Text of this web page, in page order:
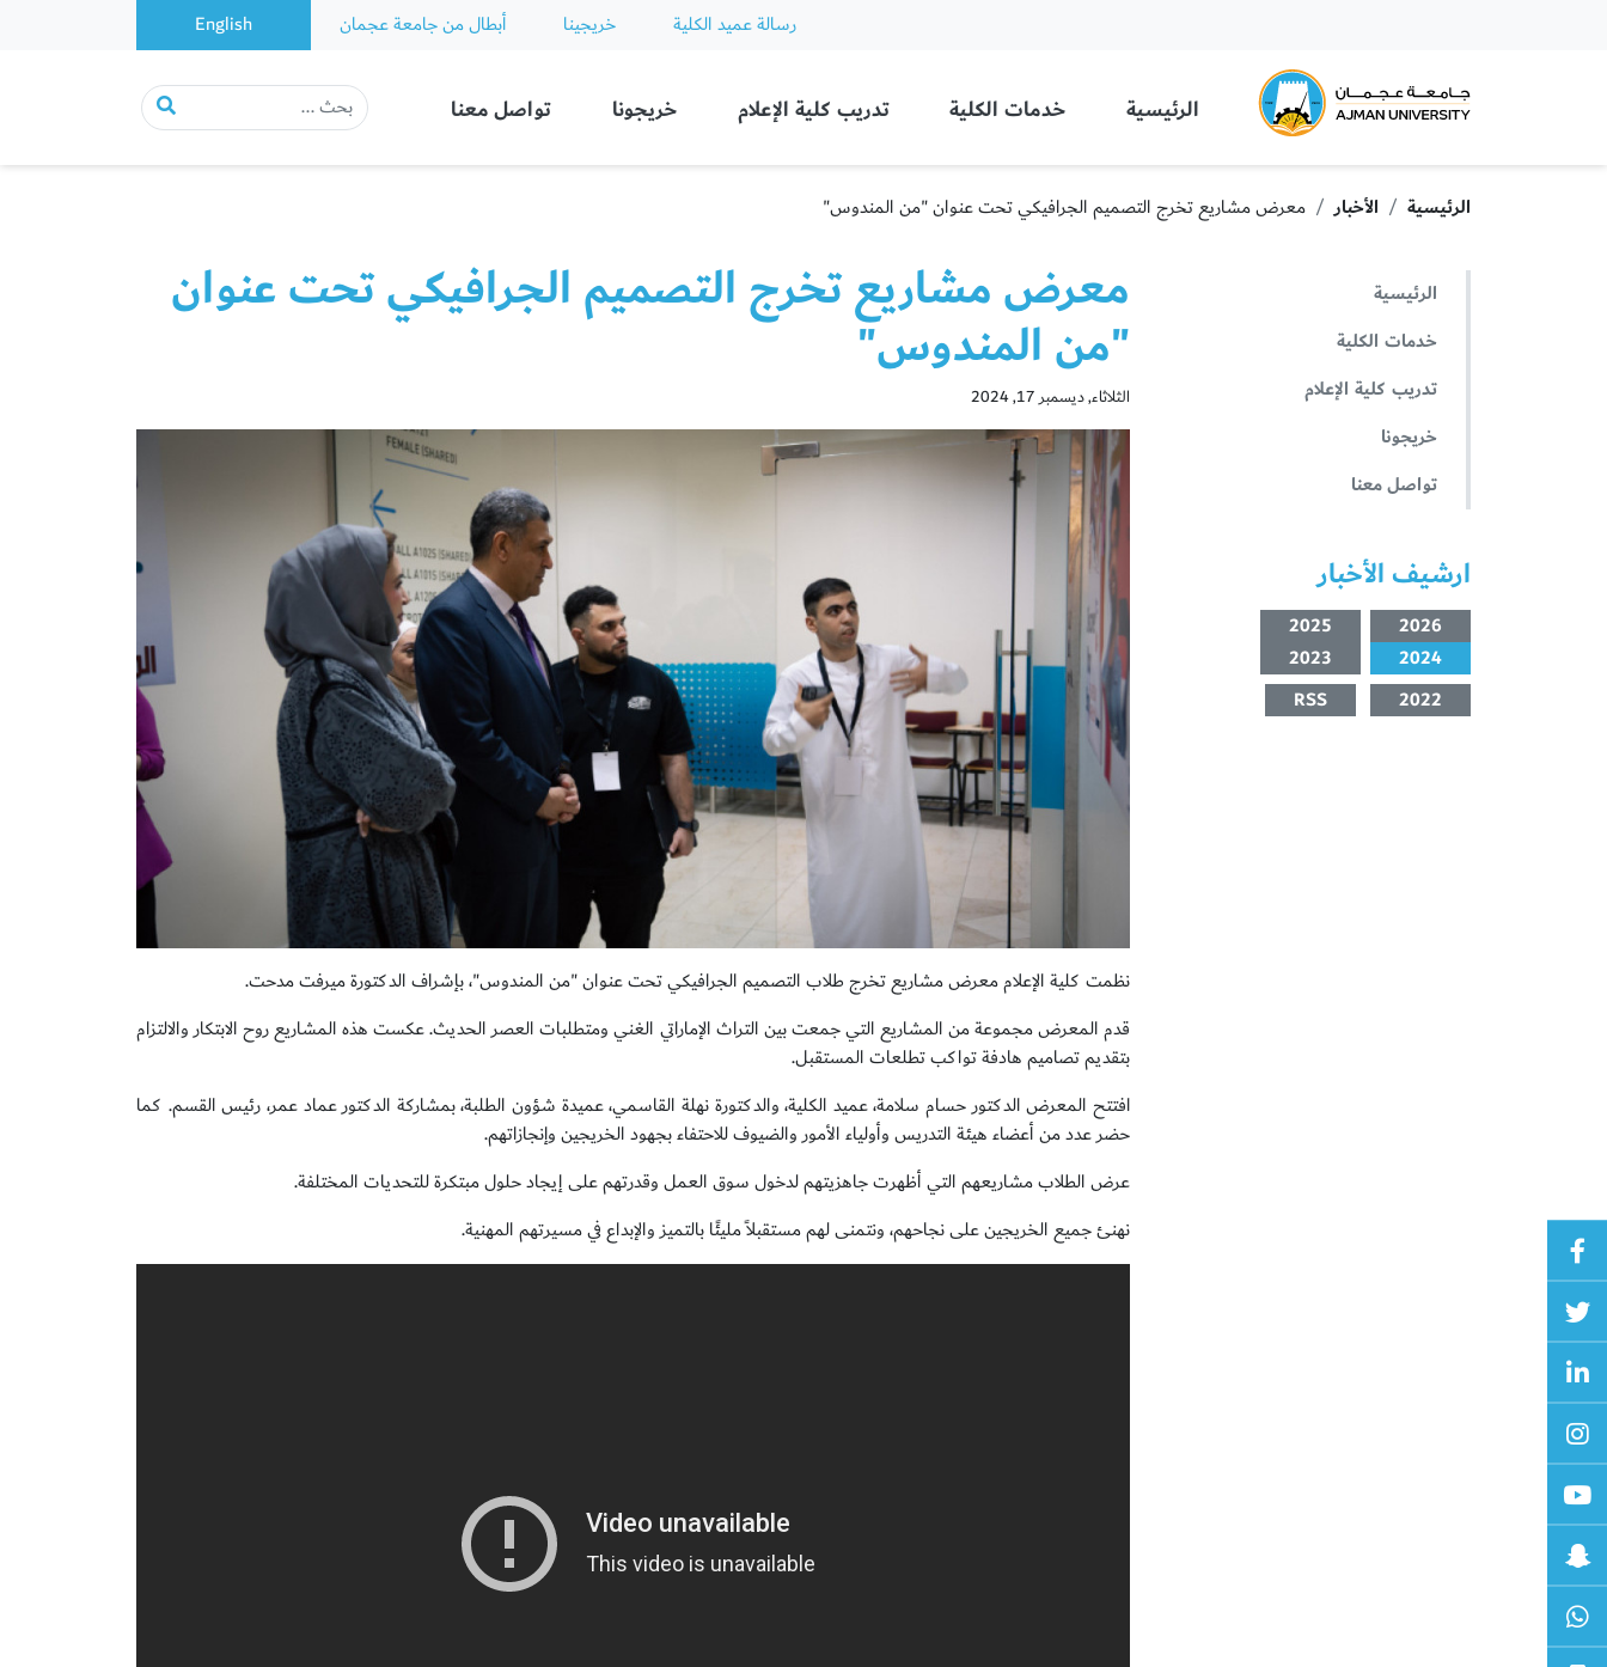
رسالة عميد الكلية خريجينا أبطال من جامعة عجمان English
Ajman University
الرئيسية خدمات الكلية تدريب كلية الإعلام خريجونا تواصل معنا
الرئيسية الأخبار معرض مشاريع تخرج التصميم الجرافيكي تحت عنوان "من المندوس"
الرئيسية
خدمات الكلية
تدريب كلية الإعلام
خريجونا
تواصل معنا
ارشيف الأخبار
2026
2025
2024
2023
2022
RSS
معرض مشاريع تخرج التصميم الجرافيكي تحت عنوان
"من المندوس"
الثلاثاء, ديسمبر 17, 2024
نظمت كلية الإعلام معرض مشاريع تخرج طلاب التصميم الجرافيكي تحت عنوان "من المندوس"، بإشراف الدكتورة ميرفت مدحت.
قدم المعرض مجموعة من المشاريع التي جمعت بين التراث الإماراتي الغني ومتطلبات العصر الحديث. عكست هذه المشاريع روح الابتكار والالتزام
بتقديم تصاميم هادفة تواكب تطلعات المستقبل.
افتتح المعرض الدكتور حسام سلامة، عميد الكلية، والدكتورة نهلة القاسمي، عميدة شؤون الطلبة، بمشاركة الدكتور عماد عمر، رئيس القسم. كما
حضر عدد من أعضاء هيئة التدريس وأولياء الأمور والضيوف للاحتفاء بجهود الخريجين وإنجازاتهم.
عرض الطلاب مشاريعهم التي أظهرت جاهزيتهم لدخول سوق العمل وقدرتهم على إيجاد حلول مبتكرة للتحديات المختلفة.
نهنئ جميع الخريجين على نجاحهم، ونتمنى لهم مستقبلاً مليئًا بالتميز والإبداع في مسيرتهم المهنية.